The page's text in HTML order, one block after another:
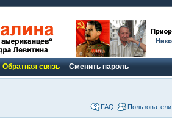
Обратная связь Сменить пароль
FAQ Пользователи